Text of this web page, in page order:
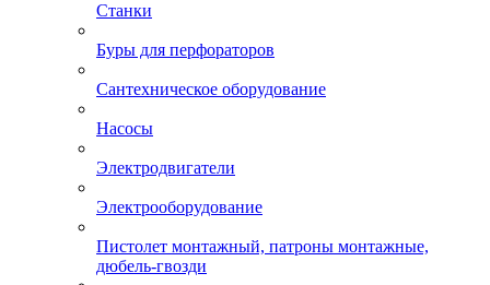
Станки
Буры для перфораторов
Сантехническое оборудование
Насосы
Электродвигатели
Электрооборудование
Пистолет монтажный, патроны монтажные,
дюбель-гвозди